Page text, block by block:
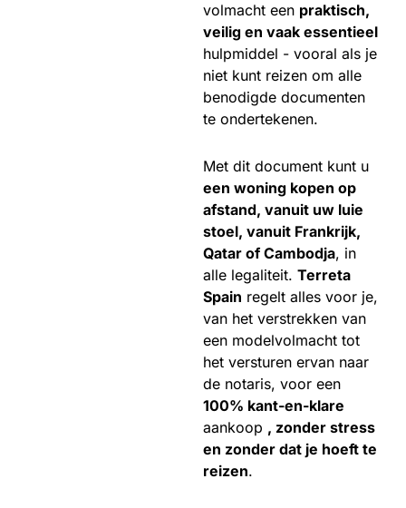
volmacht een praktisch,
veilig en vaak essentieel
hulpmiddel - vooral als je
niet kunt reizen om alle
benodigde documenten
te ondertekenen.
Met dit document kunt u
een woning kopen op
afstand, vanuit uw luie
stoel, vanuit Frankrijk,
Qatar of Cambodja, in
alle legaliteit. Terreta
Spain regelt alles voor je,
van het verstrekken van
een modelvolmacht tot
het versturen ervan naar
de notaris, voor een
100% kant-en-klare
aankoop , zonder stress
en zonder dat je hoeft te
reizen.